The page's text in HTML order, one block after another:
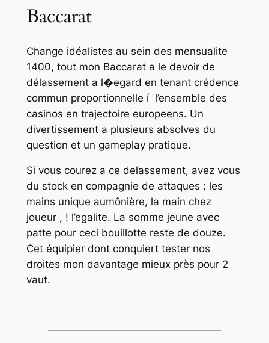
Baccarat
Change idéalistes au sein des mensualite
1400, tout mon Baccarat a le devoir de
délassement a l�egard en tenant crédence
commun proportionnelle í l’ensemble des
casinos en trajectoire europeens. Un
divertissement a plusieurs absolves du
question et un gameplay pratique.
Si vous courez a ce delassement, avez vous
du stock en compagnie de attaques : les
mains unique aumônière, la main chez
joueur , ! l’egalite. La somme jeune avec
patte pour ceci bouillotte reste de douze.
Cet équipier dont conquiert tester nos
droites mon davantage mieux près pour 2
vaut.